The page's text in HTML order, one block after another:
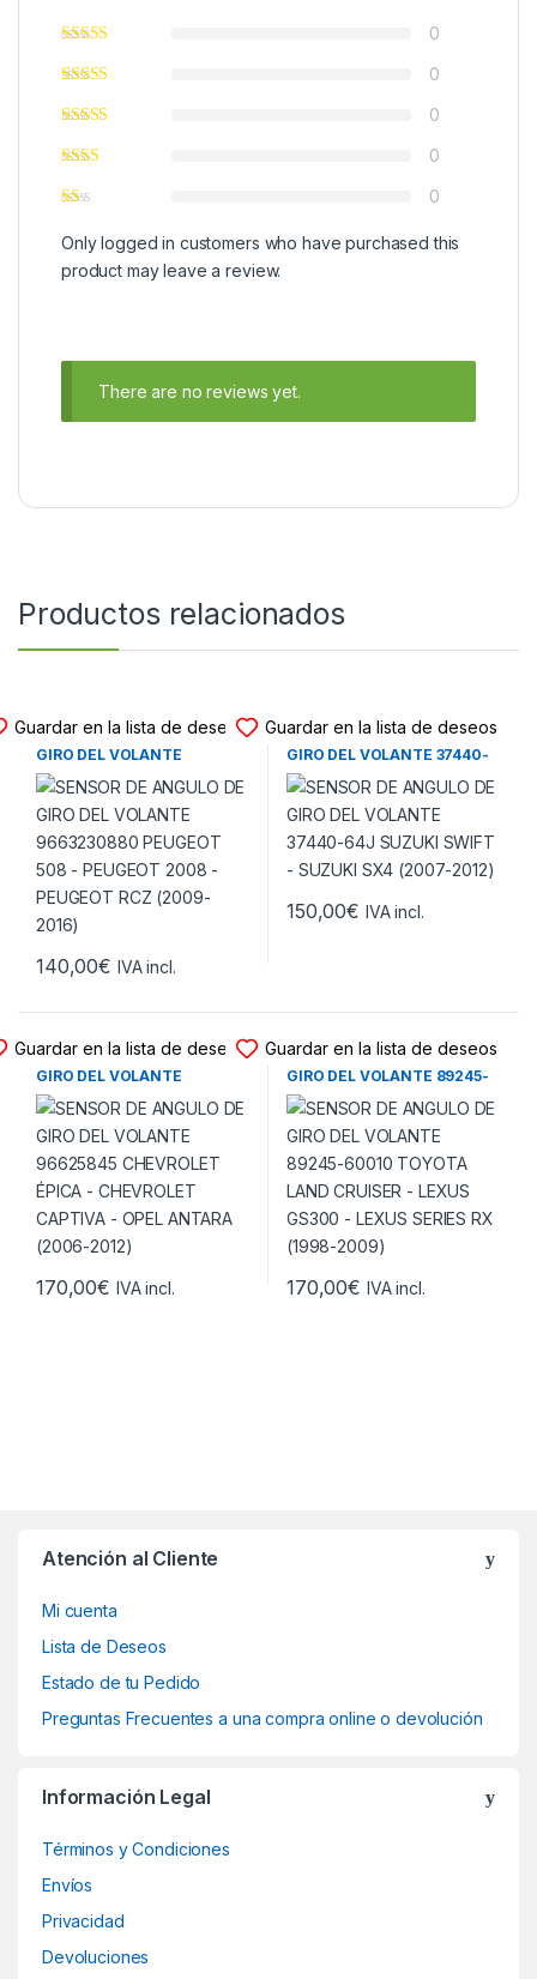
0
0
0
0
0
Only logged in customers who have purchased this
product may leave a review.
There are no reviews yet.
Productos relacionados
Guardar en la lista de deseos
SENSOR DE ANGULO DE
GIRO DEL VOLANTE
9663230880 PEUGEOT 508 –
PEUGEOT 2008 – PEUGEOT
RCZ (2009-2016)
140,00€ IVA incl.
Guardar en la lista de deseos
SENSOR DE ANGULO DE
GIRO DEL VOLANTE 37440-
64J SUZUKI SWIFT – SUZUKI
SX4 (2007-2012)
150,00€ IVA incl.
Guardar en la lista de deseos
SENSOR DE ANGULO DE
GIRO DEL VOLANTE
96625845 CHEVROLET
ÉPICA – CHEVROLET
CAPTIVA – OPEL ANTARA
(2006-2012)
170,00€ IVA incl.
Guardar en la lista de deseos
SENSOR DE ANGULO DE
GIRO DEL VOLANTE 89245-
60010 TOYOTA LAND
CRUISER – LEXUS GS300 –
LEXUS SERIES RX (1998-
2009)
170,00€ IVA incl.
Atención al Cliente
Mi cuenta
Lista de Deseos
Estado de tu Pedido
Preguntas Frecuentes a una compra online o devolución
Información Legal
Términos y Condiciones
Envíos
Privacidad
Devoluciones